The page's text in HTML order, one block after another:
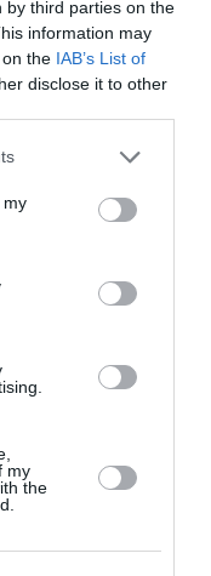
by third parties on the
information may
the IAB’s List of
disclose it to other
my
my
the
: trois ans
Thaïlande
DU
LA...